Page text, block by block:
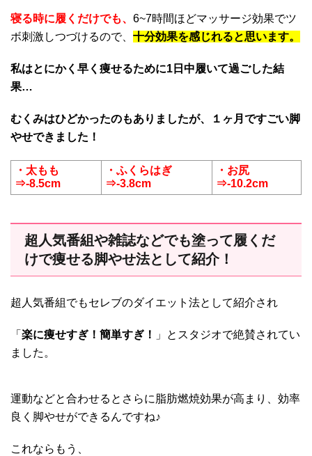
寝る時に履くだけでも、 6~7時間ほどマッサージ効果でツ
ボ刺激しつづけるので、 十分効果を感じれると思います。
私はとにかく早く痩せるために1日中履いて過ごした結
果…
むくみはひどかったのもありましたが、１ヶ月ですごい脚
やせできました！
・太もも
⇒-8.5cm
・ふくらはぎ
⇒-3.8cm
・お尻
⇒-10.2cm
超人気番組や雑誌などでも塗って履くだ
けで痩せる脚やせ法として紹介！
超人気番組でもセレブのダイエット法として紹介され
「 楽に痩せすぎ！簡単すぎ！
」とスタジオで絶賛されてい
ました。
運動などと合わせるとさらに脂肪燃焼効果が高まり、効率
良く脚やせができるんですね♪
これならもう、